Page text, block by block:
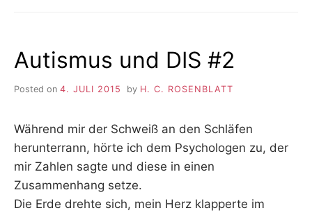
Autismus und DIS #2
Posted on 4. JULI 2015 by H. C. ROSENBLATT
Während mir der Schweiß an den Schläfen
herunterrann, hörte ich dem Psychologen zu, der
mir Zahlen sagte und diese in einen
Zusammenhang setze.
Die Erde drehte sich, mein Herz klapperte im